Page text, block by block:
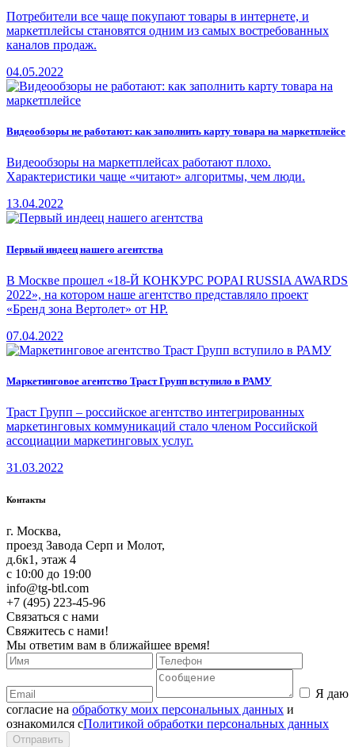
Потребители все чаще покупают товары в интернете, и
маркетплейсы становятся одним из самых востребованных
каналов продаж.
04.05.2022
Видеообзоры не работают: как заполнить карту товара на маркетплейсе
Видеообзоры на маркетплейсах работают плохо.
Характеристики чаще «читают» алгоритмы, чем люди.
13.04.2022
Первый индеец нашего агентства
В Москве прошел «18-Й КОНКУРС POPAI RUSSIA AWARDS
2022», на котором наше агентство представляло проект
«Бренд зона Вертолет» от HР.
07.04.2022
Маркетинговое агентство Траст Групп вступило в РАМУ
Траст Групп – российское агентство интегрированных
маркетинговых коммуникаций стало членом Российской
ассоциации маркетинговых услуг.
31.03.2022
Контакты
г. Москва,
проезд Завода Серп и Молот,
д.6к1, этаж 4
c 10:00 до 19:00
info@tg-btl.com
+7 (495) 223-45-96
Связаться с нами
Свяжитесь с нами!
Мы ответим вам в ближайшее время!
Я даю
согласие на обработку моих персональных данных и
ознакомился сПолитикой обработки персональных данных